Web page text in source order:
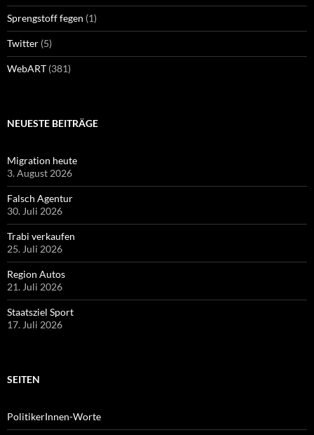
Sprengstoff fegen (1)
Twitter (5)
WebART (381)
NEUESTE BEITRÄGE
Migration heute
3. August 2026
Falsch Agentur
30. Juli 2026
Trabi verkaufen
25. Juli 2026
Region Autos
21. Juli 2026
Staatsziel Sport
17. Juli 2026
SEITEN
PolitikerInnen-Worte